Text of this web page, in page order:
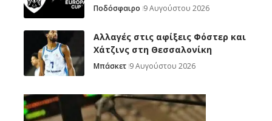
Ποδόσφαιρο 9 Αυγούστου 2026
Αλλαγές στις αφίξεις Φόστερ και
Χάτζινς στη Θεσσαλονίκη
Μπάσκετ 9 Αυγούστου 2026